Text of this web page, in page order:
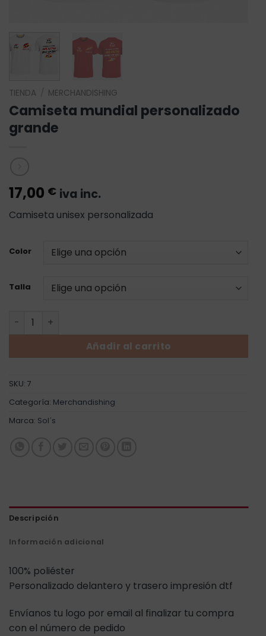
TIENDA MERCHANDISHING
Camiseta mundial personalizado
grande
17,00 € iva inc.
Camiseta unisex personalizada
Color
Talla
Camiseta mundial personalizado grande cantidad
Añadir al carrito
SKU: 7
Categoría: Merchandishing
Marca: Sol´s
Descripción
Información adicional
100% poliéster
Personalizado delantero y trasero impresión dtf
Envíanos tu logo por email al finalizar tu compra
con el número de pedido